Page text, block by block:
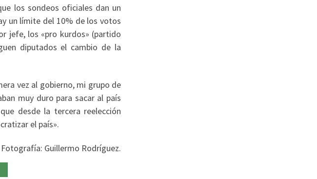
los sondeos oficiales dan un
un límite del 10% de los votos
jefe, los «pro kurdos» (partido
diputados el cambio de la
vez al gobierno, mi grupo de
muy duro para sacar al país
desde la tercera reelección
el país».
Fotografía: Guillermo Rodríguez.